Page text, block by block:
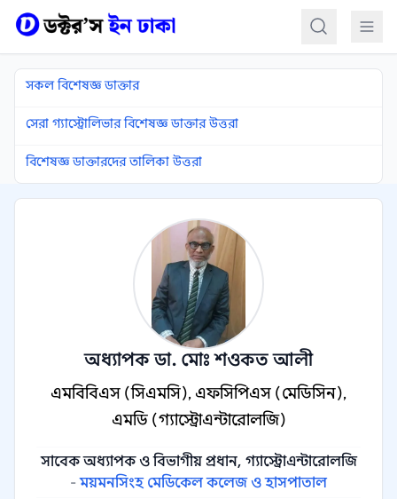
সকল বিশেষজ্ঞ ডাক্তার
সেরা গ্যাস্ট্রোলিভার বিশেষজ্ঞ ডাক্তার উত্তরা
বিশেষজ্ঞ ডাক্তারদের তালিকা উত্তরা
অধ্যাপক ডা. মোঃ শওকত আলী
এমবিবিএস (সিএমসি), এফসিপিএস (মেডিসিন),
এমডি (গ্যাস্ট্রোএন্টারোলজি)
সাবেক অধ্যাপক ও বিভাগীয় প্রধান, গ্যাস্ট্রোএন্টারোলজি
-ময়মনসিংহ মেডিকেল কলেজ ও হাসপাতাল